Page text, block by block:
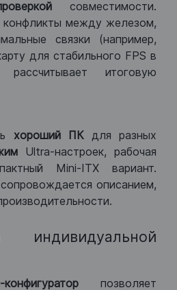
совместимости.
конфликты между железом,
связки (например,
для стабильного FPS в
итоговую
хороший ПКдля разных
Ultra-настроек, рабочая
Mini-ITX вариант.
описанием,
индивидуальной
позволяет